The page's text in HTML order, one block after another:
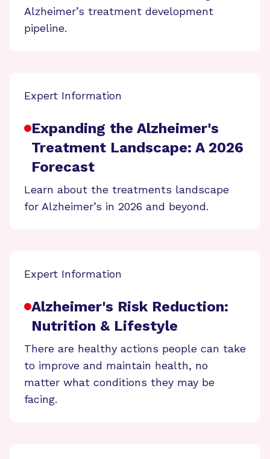
Alzheimer’s treatment development
pipeline.
Expert Information
Expanding the Alzheimer's
Treatment Landscape: A 2026
Forecast
Learn about the treatments landscape
for Alzheimer’s in 2026 and beyond.
Expert Information
Alzheimer's Risk Reduction:
Nutrition & Lifestyle
There are healthy actions people can take
to improve and maintain health, no
matter what conditions they may be
facing.